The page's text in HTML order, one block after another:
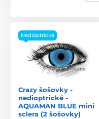
Nedioptrické
Crazy šošovky -
nedioptrické -
AQUAMAN BLUE mini
sclera (2 šošovky)